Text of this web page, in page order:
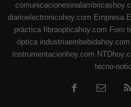
diarioelectronicohoy.com Empresa
práctica fibraopticahoy.com Foro
óptica industriaembebidahoy.com
instrumentacionhoy.com
tecno-